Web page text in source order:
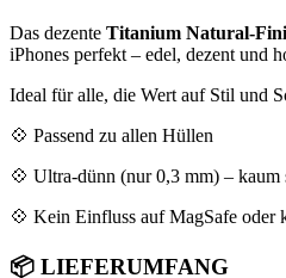
Das dezente Titanium Natural-
iPhones perfekt – edel, dezent und
Ideal für alle, die Wert auf Stil und
💠 Passend zu allen Hüllen
💠 Ultra-dünn (nur 0,3 mm) – kaum
💠 Kein Einfluss auf MagSafe oder
📦 LIEFERUMFANG